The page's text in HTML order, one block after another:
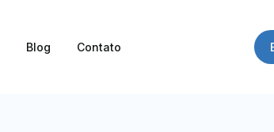
Blog Contato